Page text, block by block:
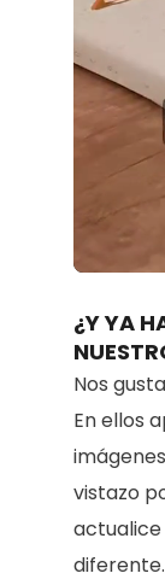
¿Y YA
Nos
En ellos
vistazo
actualice